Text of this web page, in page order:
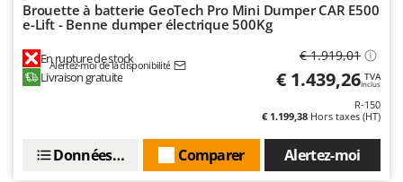
NuAir
NuovaFac
O
Olix
Brouette à batterie GeoTech Pro Mini Dumper CAR E500
e-Lift - Benne dumper électrique 500Kg
En rupture de stock
Alertez-moi de la disponibilité
Livraison gratuite
€ 1.919,01
€ 1.439,26 TVA
Inclus
R-150
€ 1.199,38 Hors taxes (HT)
Alertez-moi
Comparer
Données techniques